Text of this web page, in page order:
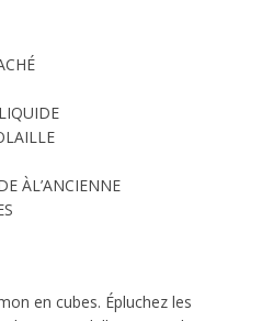
ÀL’ANCIENNE
en cubes. Épluchez les